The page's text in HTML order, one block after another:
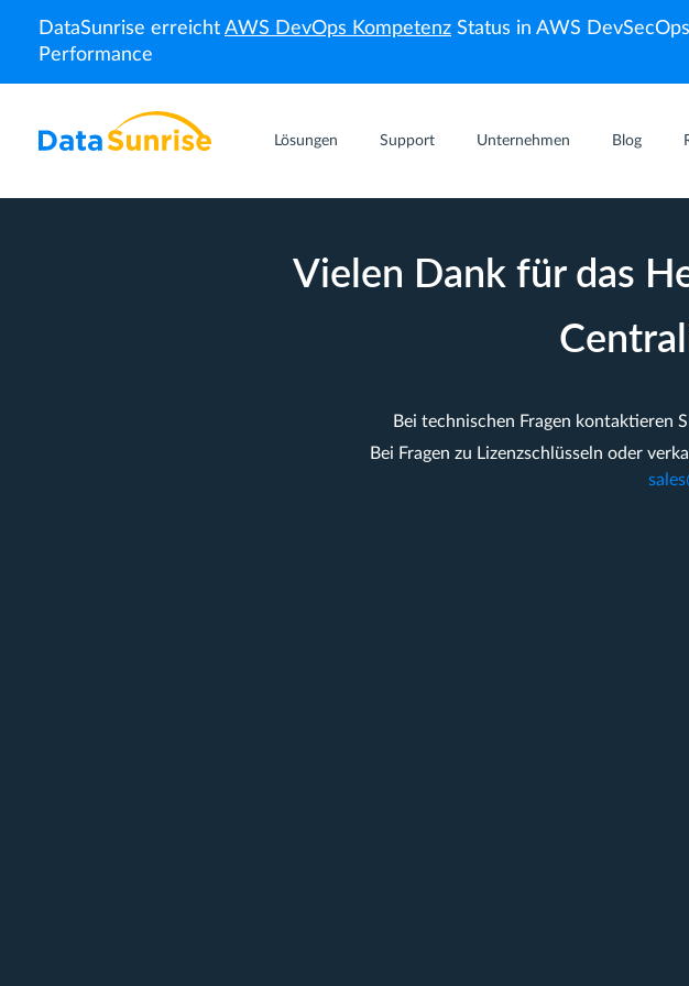
DataSunrise erreicht AWS DevOps Kompetenz Status in AWS
Performance
Lösungen Support Unternehmen Blog
Vielen Dank für das
Bei technischen Fragen kontaktieren
Bei Fragen zu Lizenzschlüsseln oder